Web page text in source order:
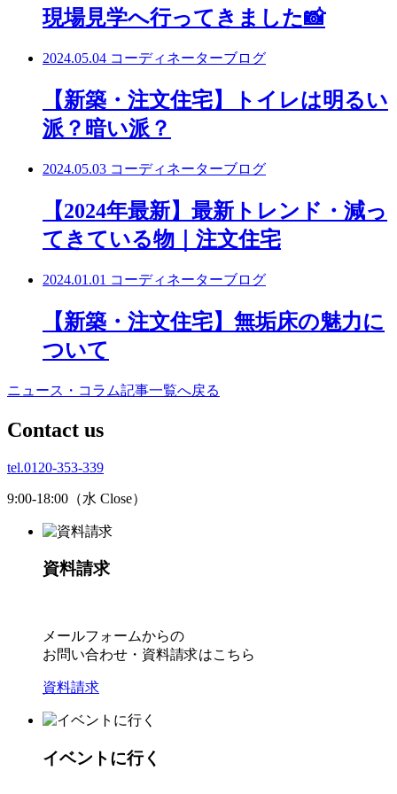
現場見学へ行ってきました📸
2024.05.04 コーディネーターブログ
【新築・注文住宅】トイレは明るい
派？暗い派？
2024.05.03 コーディネーターブログ
【2024年最新】最新トレンド・減っ
てきている物｜注文住宅
2024.01.01 コーディネーターブログ
【新築・注文住宅】無垢床の魅力に
ついて
ニュース・コラム記事一覧へ戻る
Contact us
tel.0120-353-339
9:00-18:00（水 Close）
資料請求
メールフォームからの
お問い合わせ・資料請求はこちら
資料請求
イベントに行く